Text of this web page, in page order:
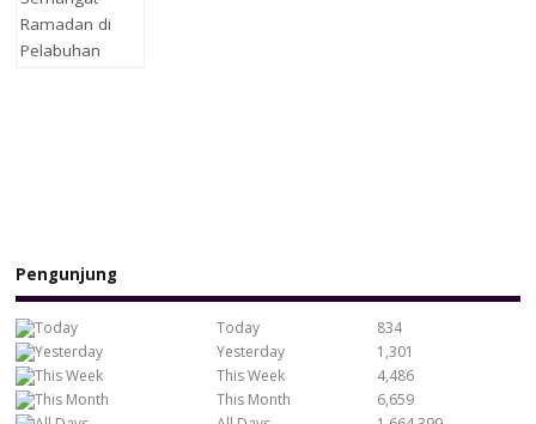
Pengunjung
Today
834
Yesterday
1,301
This Week
4,486
This Month
6,659